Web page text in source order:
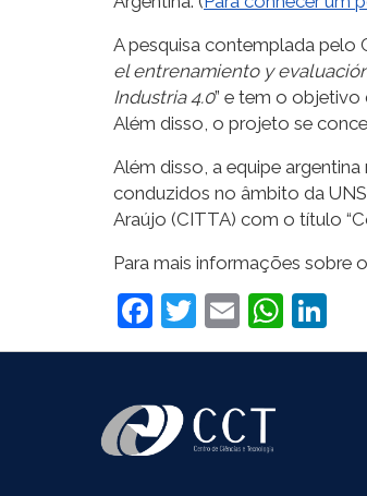
A pesquisa contemplada pelo
el entrenamiento y
Industria 4.0” e tem o objetivo
Além disso, o projeto se
Além disso, a equipe
conduzidos no âmbito da
Araújo (CITTA) com o título
Para mais informações sobre
Facebook
Twitter
Email